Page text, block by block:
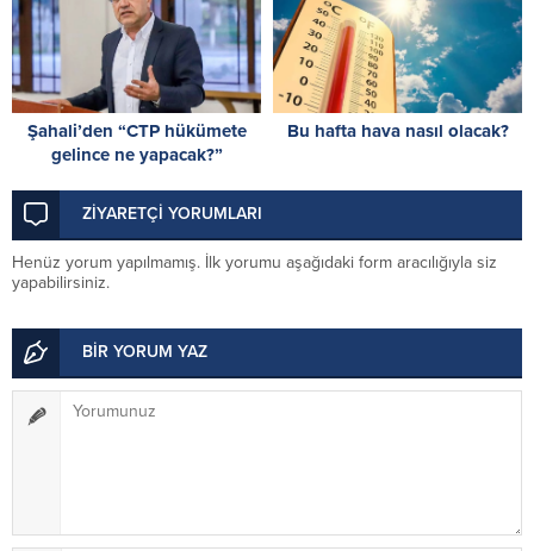
Şahali’den “CTP hükümete
gelince ne yapacak?”
yapılanların hiçbirini
yapmayacak!
Bu hafta hava nasıl olacak?
ZİYARETÇİ YORUMLARI
Henüz yorum yapılmamış. İlk yorumu aşağıdaki form aracılığıyla siz
yapabilirsiniz.
BİR YORUM YAZ